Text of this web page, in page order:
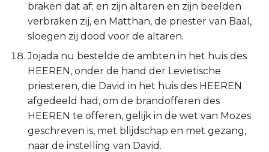
braken dat af; en zijn altaren en zijn beelden
verbraken zij, en Matthan, de priester van Baal,
sloegen zij dood voor de altaren.
Jojada nu bestelde de ambten in het huis des
HEEREN, onder de hand der Levietische
priesteren, die David in het huis des HEEREN
afgedeeld had, om de brandofferen des
HEEREN te offeren, gelijk in de wet van Mozes
geschreven is, met blijdschap en met gezang,
naar de instelling van David.